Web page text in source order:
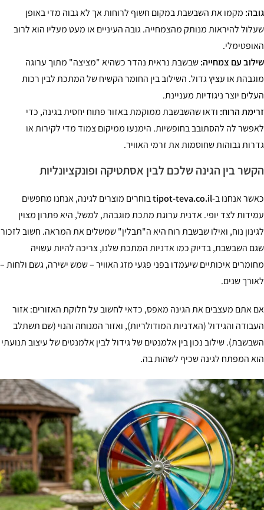
גובה: מקמו את השבשבת במקום חשוף לרוחות אך לא גבוה מדי באופן
שעלול להיראות מנותק מהצמחייה. גובה העיניים או מעט מעליו הוא לרוב
האופטימלי.
שילוב עם צמחייה:שבשבת נראית נהדר כשהיא "מציצה" מתוך ערוגה
מוגבהת או עציץ גדול. השילוב בין החומר הקשיח של המתכת לבין רכות
העלים יוצר ניגודיות מעניינת.
זרימת הרוח: ודאו שהשבשבת ממוקמת באזור פתוח יחסית בגינה, כדי
לאפשר לה להסתובב בחופשיות. הימנעו ממיקום צמוד מדי לקירות או
גדרות גבוהות שחוסמות את זרמי האוויר.
הקשר בין הגינה שלכם לבין אסתטיקה ופונקציונליות
כאשר אנחנו ב-tipot-teva.co.ilבוחרים מוצרים לגינה, אנחנו מחפשים
עמידות לצד יופי. אדנית ערוגת מתכת מוגבהת, למשל, היא פתרון מצוין
לגינון נוח, ואילו שבשבת רוח היא ה"תבלין" שמשלים את המראה. חשוב לזכור
שגם השבשבת, בדיוק כמו אדניות המתכת שלנו, צריכה להיות עשויה
מחומרים איכותיים שיעמדו בפני פגעי מזג האוויר – שמש ישירה, גשם ולחות –
לאורך שנים.
אם אתם מעצבים את הגינה מאפס, כדאי לחשוב על חלוקת האזורים: אזור
העבודה והגידול (האדניות המודולריות), ואזור המנוחה והנוי (שם תשתלב
השבשבת). שילוב נכון בין אלמנטים של גידול לבין אלמנטים של עיצוב תנועתי
הוא המפתח לגינה שכיף לשהות בה.